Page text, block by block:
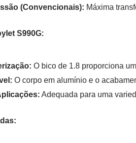
(Convencionais): Máxima
S990G:
O bico de 1.8 proporciona
O corpo em alumínio e o
Adequada para uma